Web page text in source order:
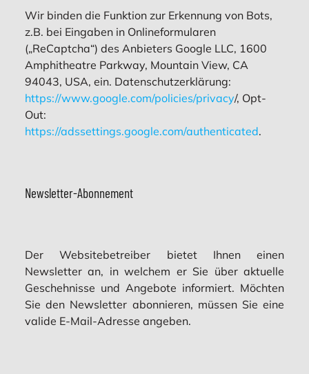
Wir binden die Funktion zur Erkennung von Bots,
z.B. bei Eingaben in Onlineformularen
(„ReCaptcha“) des Anbieters Google LLC, 1600
Amphitheatre Parkway, Mountain View, CA
94043, USA, ein. Datenschutzerklärung:
https://www.google.com/policies/privacy/, Opt-
Out:
https://adssettings.google.com/authenticated.
Newsletter-Abonnement
Der Websitebetreiber bietet Ihnen einen
Newsletter an, in welchem er Sie über aktuelle
Geschehnisse und Angebote informiert. Möchten
Sie den Newsletter abonnieren, müssen Sie eine
valide E-Mail-Adresse angeben.